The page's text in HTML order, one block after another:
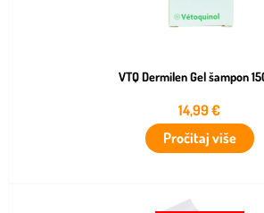
VTQ Dermilen Gel šampon
14,99€
Pročitaj više